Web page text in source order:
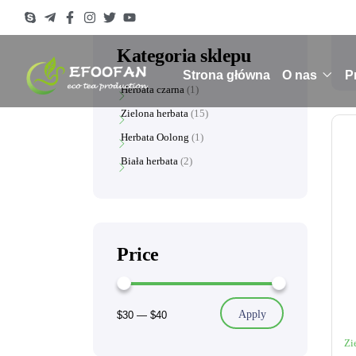
Strona główna O nas
Kategoria sklepu
Herbata czarna 1
Zielona herbata 15
Herbata Oolong 1
Biała herbata 2
Price
Apply
$30 — $40